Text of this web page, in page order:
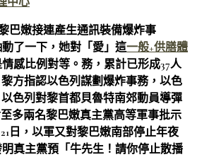
巴嫩接連產生通訊裝備爆炸事
動了一下，她對「愛」這一般+供膳體
感比例對等。務，累計已形成37人
方指認以色列謀劃爆炸事務，以色
色列對黎首都貝魯特南郊動員導彈
多兩名黎巴嫩真主黨高等軍事批示
日，以軍又對黎巴嫩南部停止年夜
真主黨預「牛先生！請你停止散播